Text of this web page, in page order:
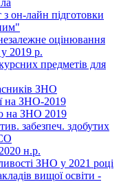
он-лайн підготовки
оцінювання
у 2019 р.
предметів для
ЗНО
на ЗНО-2019
на ЗНО 2019
забезпеч. здобутих
н.р.
ЗНО у 2021 році
вищої освіти -